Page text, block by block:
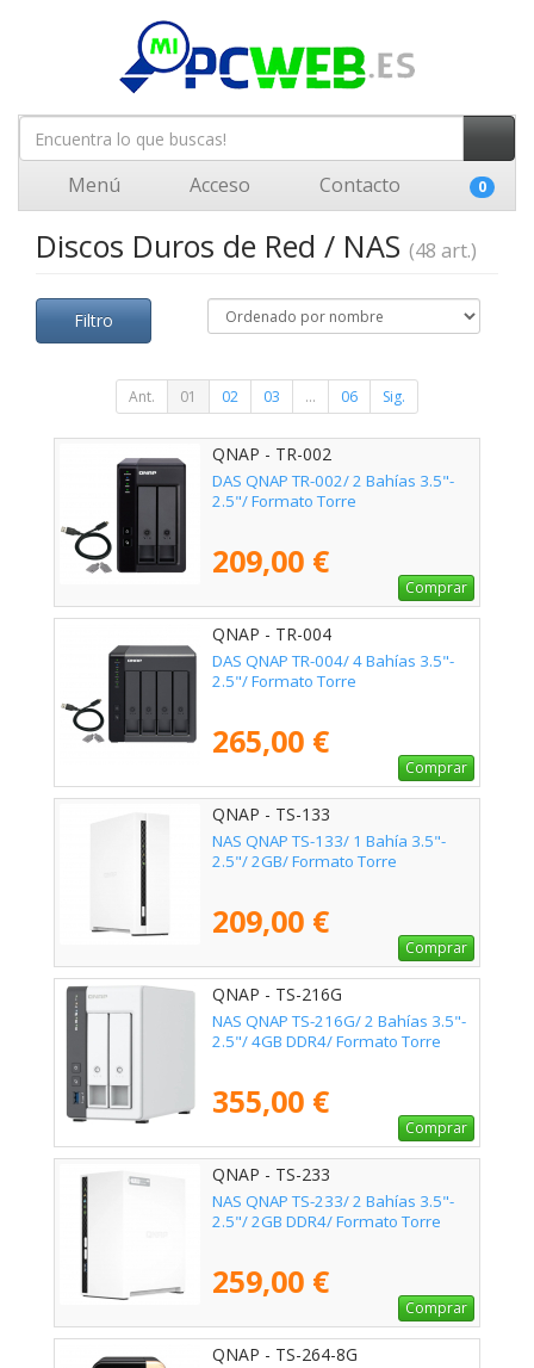
Menú Acceso Contacto 0
Discos Duros de Red / NAS (48 art.)
Filtro
Ant. 01 02 03 ... 06 Sig.
QNAP - TR-002
DAS QNAP TR-002/ 2 Bahías 3.5"-
2.5"/ Formato Torre
209,00 €
Comprar
QNAP - TR-004
DAS QNAP TR-004/ 4 Bahías 3.5"-
2.5"/ Formato Torre
265,00 €
Comprar
QNAP - TS-133
NAS QNAP TS-133/ 1 Bahía 3.5"-
2.5"/ 2GB/ Formato Torre
209,00 €
Comprar
QNAP - TS-216G
NAS QNAP TS-216G/ 2 Bahías 3.5"-
2.5"/ 4GB DDR4/ Formato Torre
355,00 €
Comprar
QNAP - TS-233
NAS QNAP TS-233/ 2 Bahías 3.5"-
2.5"/ 2GB DDR4/ Formato Torre
259,00 €
Comprar
QNAP - TS-264-8G